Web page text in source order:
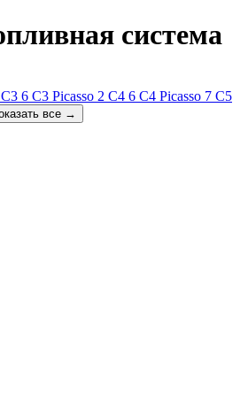
система
C3 6 C3 Picasso 2 C4 6 C4 Picasso 7 C5
все →